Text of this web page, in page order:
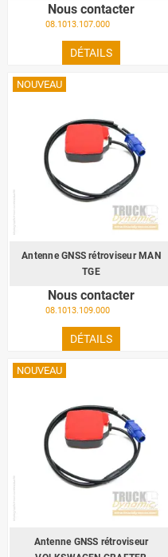
Nous contacter
08.1013.107.000
DÉTAILS
NOUVEAU
Antenne GNSS rétroviseur MAN
TGE
Nous contacter
08.1013.109.000
DÉTAILS
NOUVEAU
Antenne GNSS rétroviseur